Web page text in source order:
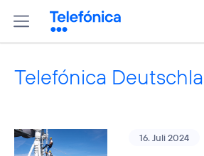
Telefónica
16. Juli 2024